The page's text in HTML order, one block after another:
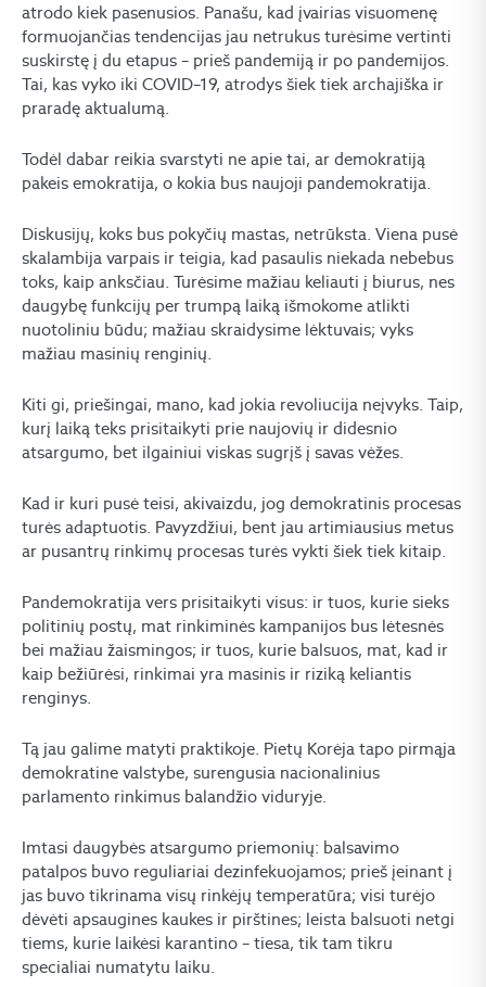
atrodo kiek pasenusios. Panašu, kad įvairias visuomenę
formuojančias tendencijas jau netrukus turėsime vertinti
suskirstę į du etapus – prieš pandemiją ir po pandemijos.
Tai, kas vyko iki COVID–19, atrodys šiek tiek archajiška ir
praradę aktualumą.
Todėl dabar reikia svarstyti ne apie tai, ar demokratiją
pakeis emokratija, o kokia bus naujoji pandemokratija.
Diskusijų, koks bus pokyčių mastas, netrūksta. Viena pusė
skalambija varpais ir teigia, kad pasaulis niekada nebebus
toks, kaip anksčiau. Turėsime mažiau keliauti į biurus, nes
daugybę funkcijų per trumpą laiką išmokome atlikti
nuotoliniu būdu; mažiau skraidysime lėktuvais; vyks
mažiau masinių renginių.
Kiti gi, priešingai, mano, kad jokia revoliucija neįvyks. Taip,
kurį laiką teks prisitaikyti prie naujovių ir didesnio
atsargumo, bet ilgainiui viskas sugrįš į savas vėžes.
Kad ir kuri pusė teisi, akivaizdu, jog demokratinis procesas
turės adaptuotis. Pavyzdžiui, bent jau artimiausius metus
ar pusantrų rinkimų procesas turės vykti šiek tiek kitaip.
Pandemokratija vers prisitaikyti visus: ir tuos, kurie sieks
politinių postų, mat rinkiminės kampanijos bus lėtesnės
bei mažiau žaismingos; ir tuos, kurie balsuos, mat, kad ir
kaip bežiūrėsi, rinkimai yra masinis ir riziką keliantis
renginys.
Tą jau galime matyti praktikoje. Pietų Korėja tapo pirmąja
demokratine valstybe, surengusia nacionalinius
parlamento rinkimus balandžio viduryje.
Imtasi daugybės atsargumo priemonių: balsavimo
patalpos buvo reguliariai dezinfekuojamos; prieš įeinant į
jas buvo tikrinama visų rinkėjų temperatūra; visi turėjo
dėvėti apsaugines kaukes ir pirštines; leista balsuoti netgi
tiems, kurie laikėsi karantino – tiesa, tik tam tikru
specialiai numatytu laiku.